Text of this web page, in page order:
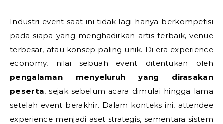
Industri event saat ini tidak lagi hanya berkompetisi
pada siapa yang menghadirkan artis terbaik, venue
terbesar, atau konsep paling unik. Di era experience
economy, nilai sebuah event ditentukan oleh
pengalaman menyeluruh yang dirasakan
peserta, sejak sebelum acara dimulai hingga lama
setelah event berakhir. Dalam konteks ini, attendee
experience menjadi aset strategis, sementara sistem